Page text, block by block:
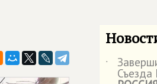
˙
Съезда